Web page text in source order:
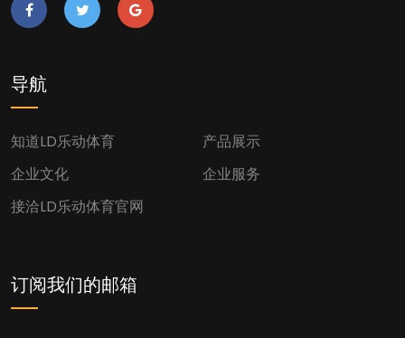
导航
知道LD乐动体育
产品展示
企业文化
企业服务
接洽LD乐动体育官网
订阅我们的邮箱